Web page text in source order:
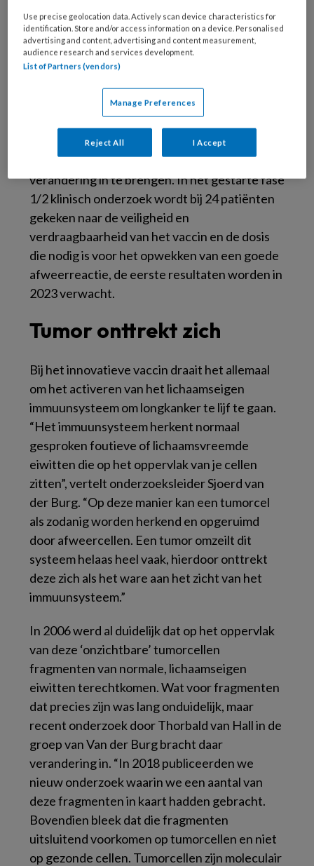
de gevallen is de tumor op het moment van
diagnose al ongevoelig voor bestaande
behandelingen, waaronder vormen van
immuuntherapie. De behandelopties voor
deze mensen zijn dus zeer beperkt. Het
onderzoeksteam onder leiding van Sjoerd van
Erasmus MC, hoopt daar met een innovatieve
aanpak op basis van een therapeutisch vaccin
verandering in te brengen. In het gestarte fase
1/2 klinisch onderzoek wordt bij 24 patiënten
gekeken naar de veiligheid en
verdraagbaarheid van het vaccin en de dosis
die nodig is voor het opwekken van een goede
afweerreactie, de eerste resultaten worden in
2023 verwacht.
Tumor onttrekt zich
Bij het innovatieve vaccin draait het allemaal
om het activeren van het lichaamseigen
immuunsysteem om longkanker te lijf te gaan.
“Het immuunsysteem herkent normaal
gesproken foutieve of lichaamsvreemde
eiwitten die op het oppervlak van je cellen
zitten”, vertelt onderzoeksleider Sjoerd van
der Burg. “Op deze manier kan een tumorcel
als zodanig worden herkend en opgeruimd
door afweercellen. Een tumor omzeilt dit
systeem helaas heel vaak, hierdoor onttrekt
deze zich als het ware aan het zicht van het
immuunsysteem.”
In 2006 werd al duidelijk dat op het oppervlak
van deze ‘onzichtbare’ tumorcellen
fragmenten van normale, lichaamseigen
eiwitten terechtkomen. Wat voor fragmenten
dat precies zijn was lang onduidelijk, maar
recent onderzoek door Thorbald van Hall in de
groep van Van der Burg bracht daar
verandering in. “In 2018 publiceerden we
nieuw onderzoek waarin we een aantal van
deze fragmenten in kaart hadden gebracht.
Bovendien bleek dat die fragmenten
uitsluitend voorkomen op tumorcellen en niet
op gezonde cellen. Tumorcellen zijn moleculair
Use precise geolocation data. Actively scan device characteristics for
identification. Store and/or access information on a device. Personalised
advertising and content, advertising and content measurement,
audience research and services development.
List of Partners (vendors)
Manage Preferences
Reject All I Accept